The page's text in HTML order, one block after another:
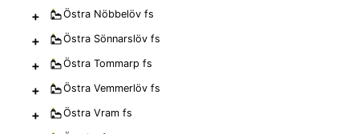
+ Östra Nöbbelöv fs
+ Östra Sönnarslöv fs
+ Östra Tommarp fs
+ Östra Vemmerlöv fs
+ Östra Vram fs